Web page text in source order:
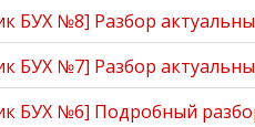
БУХ №8] Разбор
БУХ №7] Разбор
БУХ №6] Подробный